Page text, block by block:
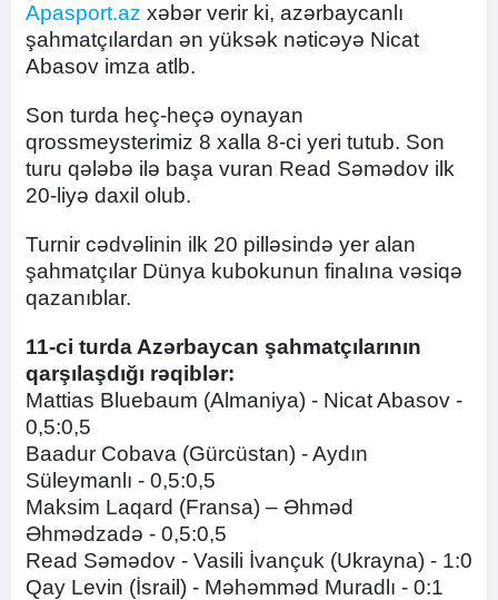
Apasport.az xəbər verir ki, azərbaycanlı
şahmatçılardan ən yüksək nəticəyə Nicat
Abasov imza atlb.
Son turda heç-heçə oynayan
qrossmeysterimiz 8 xalla 8-ci yeri tutub. Son
turu qələbə ilə başa vuran Read Səmədov ilk
20-liyə daxil olub.
Turnir cədvəlinin ilk 20 pilləsində yer alan
şahmatçılar Dünya kubokunun finalına vəsiqə
qazanıblar.
11-ci turda Azərbaycan şahmatçılarının
qarşılaşdığı rəqiblər:
Mattias Bluebaum (Almaniya) - Nicat Abasov -
0,5:0,5
Baadur Cobava (Gürcüstan) - Aydın
Süleymanlı - 0,5:0,5
Maksim Laqard (Fransa) – Əhməd
Əhmədzadə - 0,5:0,5
Read Səmədov - Vasili İvançuk (Ukrayna) - 1:0
Qay Levin (İsrail) - Məhəmməd Muradlı - 0:1